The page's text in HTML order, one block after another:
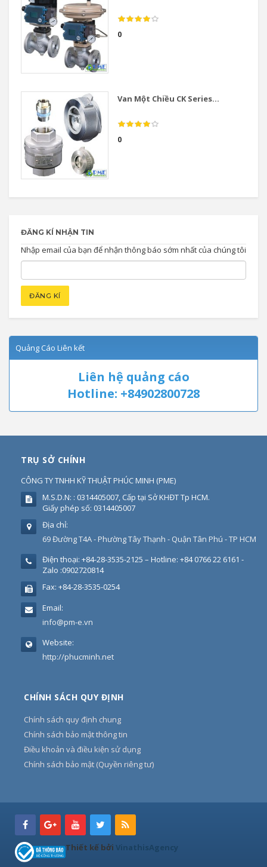
0
Van Một Chiều CK Series...
0
ĐĂNG KÍ NHẬN TIN
Nhập email của bạn để nhận thông báo sớm nhất của chúng tôi
Quảng Cáo Liên kết
Liên hệ quảng cáo
Hotline: +84902800728
TRỤ SỞ CHÍNH
CÔNG TY TNHH KỸ THUẬT PHÚC MINH (PME)
M.S.D.N: : 0314405007, Cấp tại Sở KHĐT Tp HCM.
Giấy phép số: 0314405007
Địa chỉ:
69 Đường T4A - Phường Tây Thạnh - Quận Tân Phú - TP HCM
Điện thoại: +84-28-3535-2125 – Hotline: +84 0766 22 6161 -
Zalo :0902720814
Fax: +84-28-3535-0254
Email:
info@pm-e.vn
Website:
http://phucminh.net
CHÍNH SÁCH QUY ĐỊNH
Chính sách quy định chung
Chính sách bảo mật thông tin
Điều khoản và điều kiện sử dụng
Chính sách bảo mật (Quyền riêng tư)
Thiết kế bởi VinathisAgency